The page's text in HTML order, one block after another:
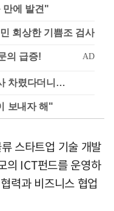
만에 발견"
회상한 기쁨조 검사
차렸다더니…
보내자 해"
스타트업 기술 개발
의 ICT펀드를 운영하
력과 비즈니스 협업